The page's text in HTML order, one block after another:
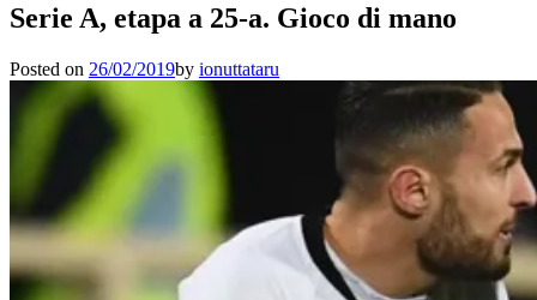
Serie A, etapa a 25-a. Gioco di mano
Posted on 26/02/2019by ionuttataru